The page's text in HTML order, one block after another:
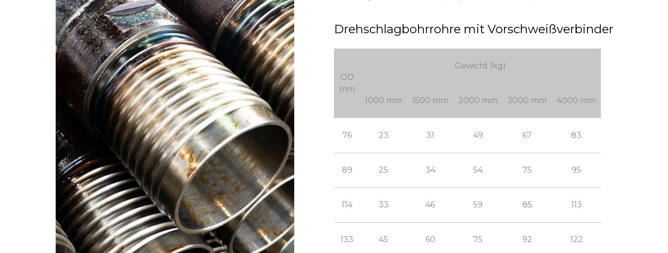
Drehschlagbohrrohre mit Vorschweißverbinder
OD
mm
Gewicht (kg)
1000 mm 1500 mm 2000 mm 3000 mm 4000 mm
76 23 31 49 67 83
89 25 34 54 75 95
114 33 46 59 85 113
133 45 60 75 92 122